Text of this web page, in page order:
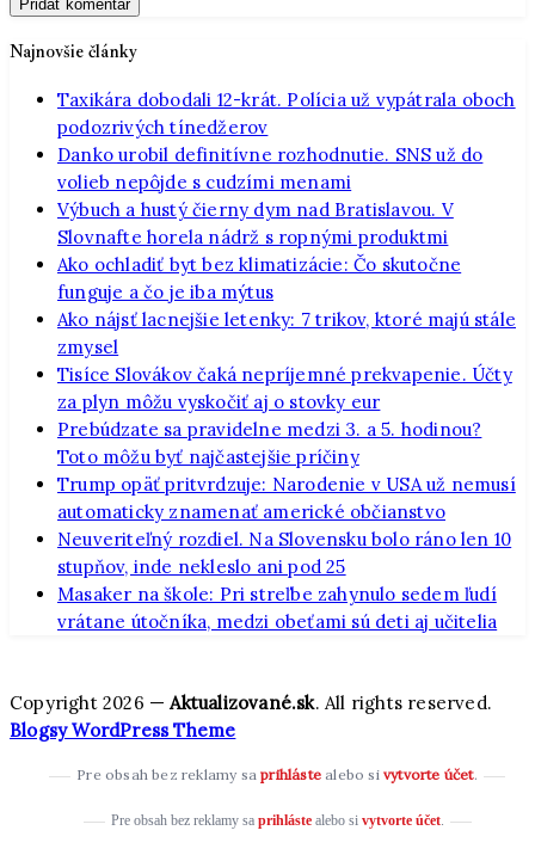
Najnovšie články
Taxikára dobodali 12-krát. Polícia už vypátrala oboch
podozrivých tínedžerov
Danko urobil definitívne rozhodnutie. SNS už do
volieb nepôjde s cudzími menami
Výbuch a hustý čierny dym nad Bratislavou. V
Slovnafte horela nádrž s ropnými produktmi
Ako ochladiť byt bez klimatizácie: Čo skutočne
funguje a čo je iba mýtus
Ako nájsť lacnejšie letenky: 7 trikov, ktoré majú stále
zmysel
Tisíce Slovákov čaká nepríjemné prekvapenie. Účty
za plyn môžu vyskočiť aj o stovky eur
Prebúdzate sa pravidelne medzi 3. a 5. hodinou?
Toto môžu byť najčastejšie príčiny
Trump opäť pritvrdzuje: Narodenie v USA už nemusí
automaticky znamenať americké občianstvo
Neuveriteľný rozdiel. Na Slovensku bolo ráno len 10
stupňov, inde nekleslo ani pod 25
Masaker na škole: Pri streľbe zahynulo sedem ľudí
vrátane útočníka, medzi obeťami sú deti aj učitelia
Copyright 2026 —Aktualizované.sk. All rights reserved.
Blogsy WordPress Theme
Pre obsah bez reklamy saprihláste alebo si vytvorte účet.